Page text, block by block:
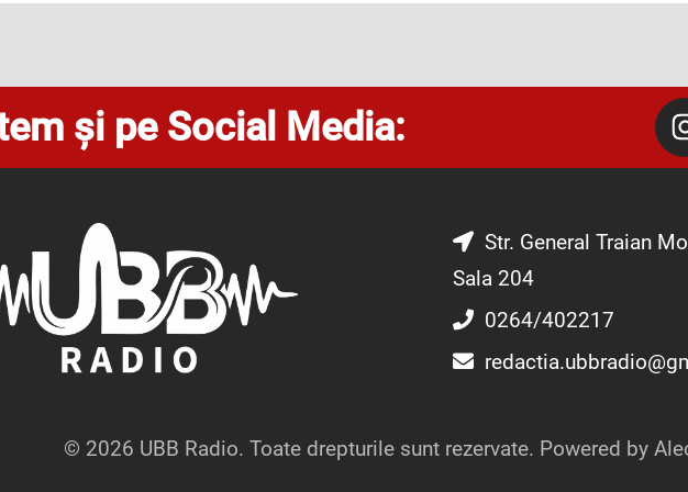
și pe Social Media:
Str. General Traian
Sala 204
0264/402217
© 2026 UBB Radio. Toate drepturile sunt rezervate. Powered by